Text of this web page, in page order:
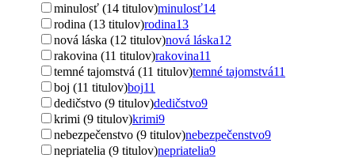
minulosť (14 titulov)minulosť14
rodina (13 titulov)rodina13
nová láska (12 titulov)nová láska12
rakovina (11 titulov)rakovina11
temné tajomstvá (11 titulov)temné tajomstvá11
boj (11 titulov)boj11
dedičstvo (9 titulov)dedičstvo9
krimi (9 titulov)krimi9
nebezpečenstvo (9 titulov)nebezpečenstvo9
nepriatelia (9 titulov)nepriatelia9